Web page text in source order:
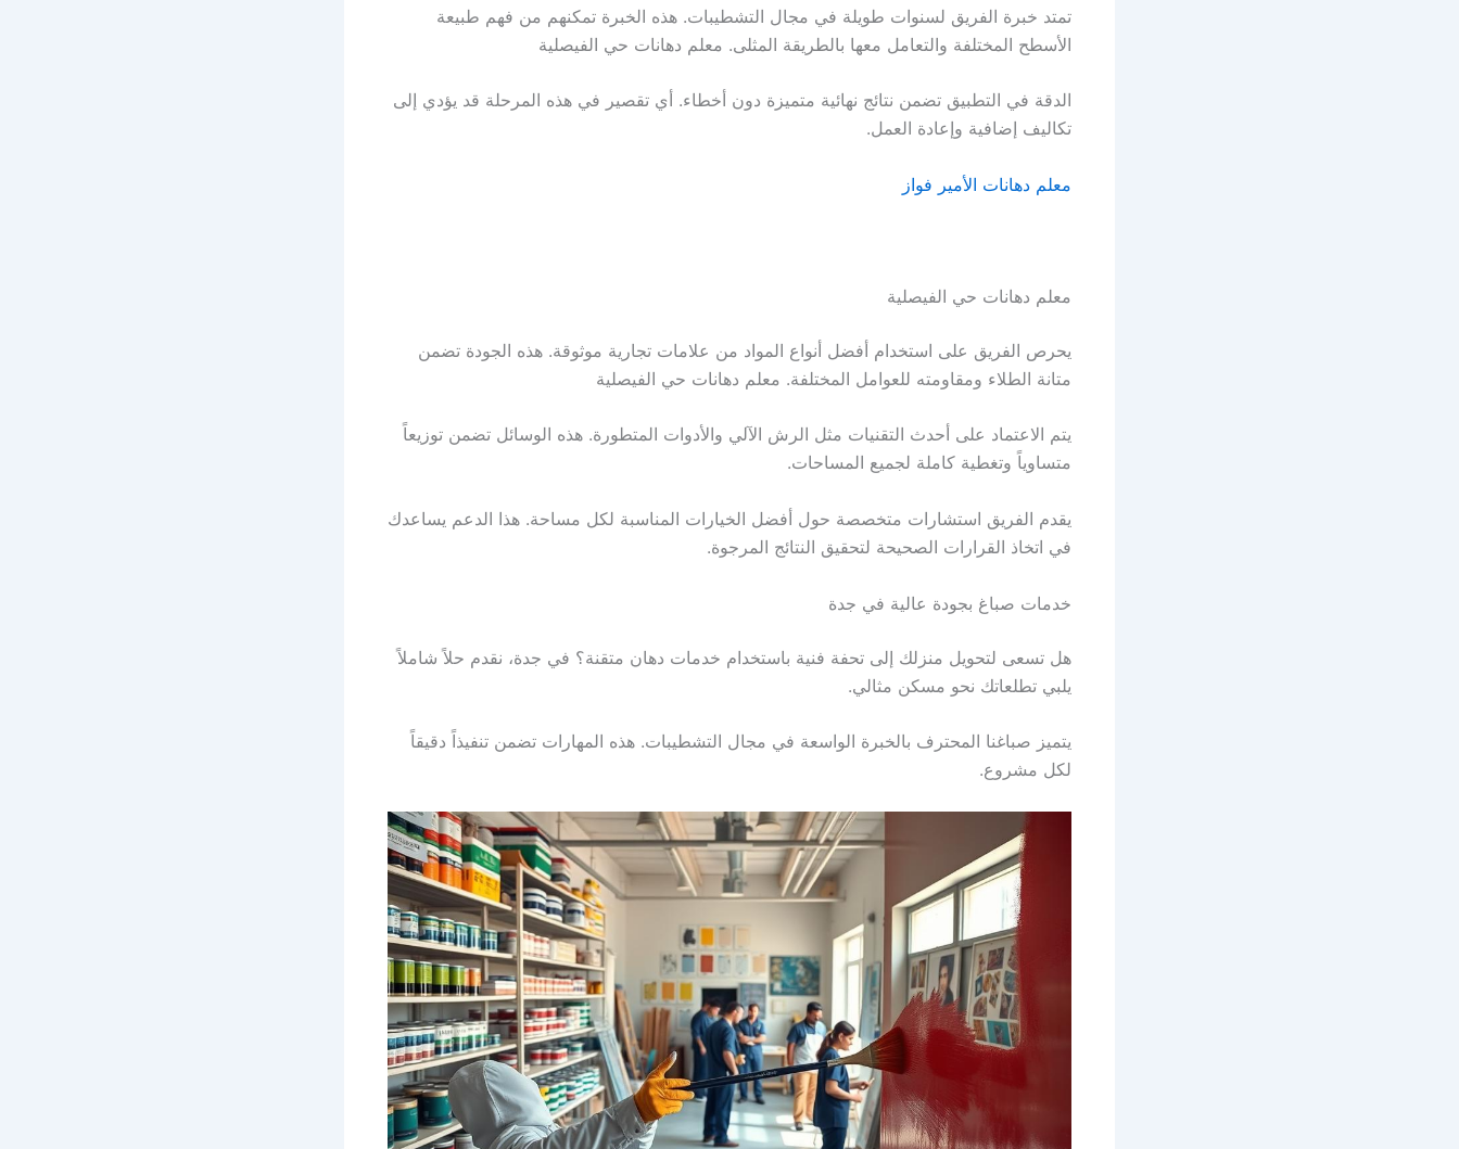
تمتد خبرة الفريق لسنوات طويلة في مجال التشطيبات. هذه الخبرة تمكنهم من فهم طبيعة
الأسطح المختلفة والتعامل معها بالطريقة المثلى. معلم دهانات حي الفيصلية
الدقة في التطبيق تضمن نتائج نهائية متميزة دون أخطاء. أي تقصير في هذه المرحلة قد يؤدي إلى
تكاليف إضافية وإعادة العمل.
معلم دهانات الأمير فواز
معلم دهانات حي الفيصلية
يحرص الفريق على استخدام أفضل أنواع المواد من علامات تجارية موثوقة. هذه الجودة تضمن
متانة الطلاء ومقاومته للعوامل المختلفة. معلم دهانات حي الفيصلية
يتم الاعتماد على أحدث التقنيات مثل الرش الآلي والأدوات المتطورة. هذه الوسائل تضمن توزيعاً
متساوياً وتغطية كاملة لجميع المساحات.
يقدم الفريق استشارات متخصصة حول أفضل الخيارات المناسبة لكل مساحة. هذا الدعم يساعدك
في اتخاذ القرارات الصحيحة لتحقيق النتائج المرجوة.
خدمات صباغ بجودة عالية في جدة
هل تسعى لتحويل منزلك إلى تحفة فنية باستخدام خدمات دهان متقنة؟ في جدة، نقدم حلاً شاملاً
يلبي تطلعاتك نحو مسكن مثالي.
يتميز صباغنا المحترف بالخبرة الواسعة في مجال التشطيبات. هذه المهارات تضمن تنفيذاً دقيقاً
لكل مشروع.